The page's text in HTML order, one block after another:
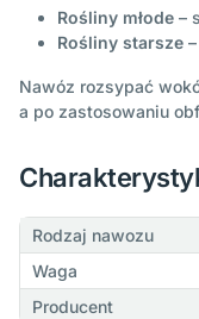
Rośliny młode –
Rośliny starsze
Nawóz rozsypać
a po zastosowaniu
Rodzaj nawozu
Waga
Producent